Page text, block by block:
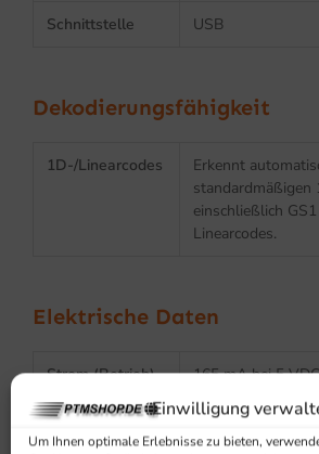
Einwilligung
Um Ihnen optimale Erlebnisse zu bieten,
Schnittstelle USB
Dekodierungsfähigkeit
1D-/Linearcodes
Erkennt
standardmäßigen
einschließlich
Linearcodes.
Elektrische Daten
Strom (Betrieb) 165 mA bei 5 VDC
Strom (Standby) 40 mA bei 5 VDC